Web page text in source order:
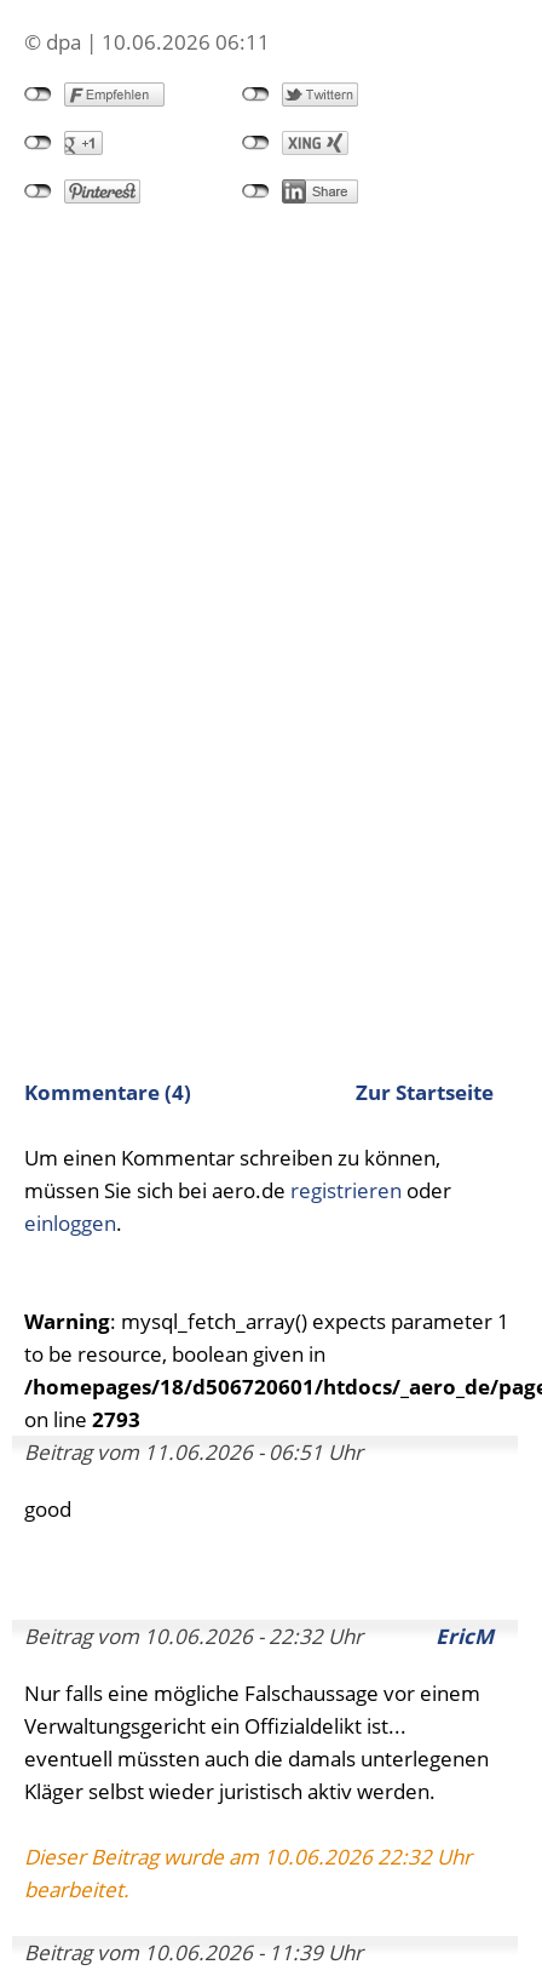
© dpa | 10.06.2026 06:11
Kommentare (4) Zur Startseite
Um einen Kommentar schreiben zu können,
müssen Sie sich bei aero.de registrieren oder
einloggen.
Warning: mysql_fetch_array() expects parameter 1
to be resource, boolean given in
/homepages/18/d506720601/htdocs/_aero_de/
on line 2793
Beitrag vom 11.06.2026 - 06:51 Uhr
good
Beitrag vom 10.06.2026 - 22:32 Uhr EricM
Nur falls eine mögliche Falschaussage vor einem
Verwaltungsgericht ein Offizialdelikt ist...
eventuell müssten auch die damals unterlegenen
Kläger selbst wieder juristisch aktiv werden.
Dieser Beitrag wurde am 10.06.2026 22:32 Uhr
bearbeitet.
Beitrag vom 10.06.2026 - 11:39 Uhr